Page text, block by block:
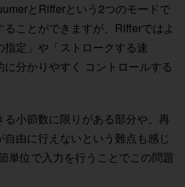
とRifferという2つのモードで
ことができますが、Rifferではよ
定」や「ストロークする速
分かりやすく コントロールする
小節数に限りがある部分や、再
由に行えないという難点も感じ
単位で入力を行うことでこの問題